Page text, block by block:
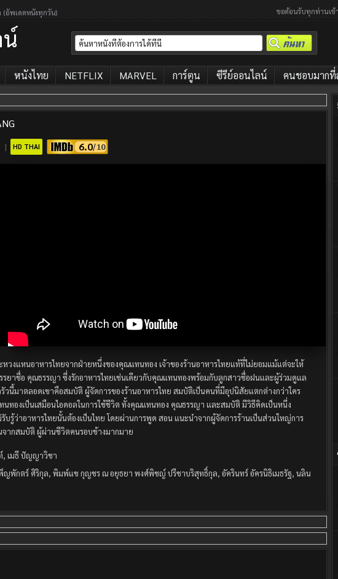
(อัพเดตหนังทุกวัน) ขอต้อนรับทุกท่านเข้
หนังไทย NETFLIX MARVEL การ์ตูน ซีรีย์ออนไลน์ คนชอบมากที่
| HD THAI 6.0
หวงแหนอาหารไทยจากฝ่ายหนึ่งของคุณแทนทอง เจ้าของร้านอาหารไทยแท้ที่ไม่ยอมแม้แต่จะให้
รยาชื่อ คุณธรรญา ซึ่งรักอาหารไทยเช่นเดียวกับคุณแทนทองพร้อมกับลูกสาวชื่อฝนและผู้ร่วมดูแล
วนี้มาตลอดเขาคือสมบัติ ผู้จัดการของร้านอาหารไทย สมบัติเป็นคนที่มีอุปนิสัยแตกต่างกว่าใคร
นทองเป็นเสมือนไอดอลในการใช้ชีวิต ทั้งคุณแทนทอง คุณธรรญา และสมบัติ มีวิธีคิดเป็นหนึ่ง
บรู้ว่าอาหารไทยนั้นต้องเป็นไทย โดยผ่านการพูด สอน แนะนำจากผู้จัดการร้านเป็นส่วนใหญ่การ
จากสมบัติ ผู้ผ่านชีวิตคนรอบข้างมากมาย
, เมธี ปัญญาวิชา
พ็ญพักตร์ ศิริกุล, พิมพ์แข กุญชร ณ อยุธยา พงศ์พิชญ์ ปรีชาบริสุทธิ์กุล, อัครินทร์ อัครนิธิเมธรัฐ, นลิน